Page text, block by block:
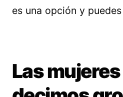
es una opción y
Las